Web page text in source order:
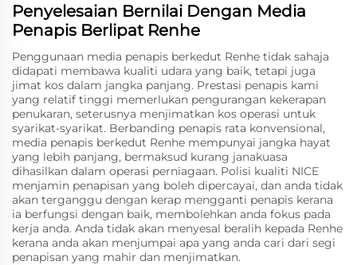
Penyelesaian Bernilai Dengan Media
Penapis Berlipat Renhe
Penggunaan media penapis berkedut Renhe tidak sahaja
didapati membawa kualiti udara yang baik, tetapi juga
jimat kos dalam jangka panjang. Prestasi penapis kami
yang relatif tinggi memerlukan pengurangan kekerapan
penukaran, seterusnya menjimatkan kos operasi untuk
syarikat-syarikat. Berbanding penapis rata konvensional,
media penapis berkedut Renhe mempunyai jangka hayat
yang lebih panjang, bermaksud kurang janakuasa
dihasilkan dalam operasi perniagaan. Polisi kualiti NICE
menjamin penapisan yang boleh dipercayai, dan anda tidak
akan terganggu dengan kerap mengganti penapis kerana
ia berfungsi dengan baik, membolehkan anda fokus pada
kerja anda. Anda tidak akan menyesal beralih kepada Renhe
kerana anda akan menjumpai apa yang anda cari dari segi
penapisan yang mahir dan menjimatkan.